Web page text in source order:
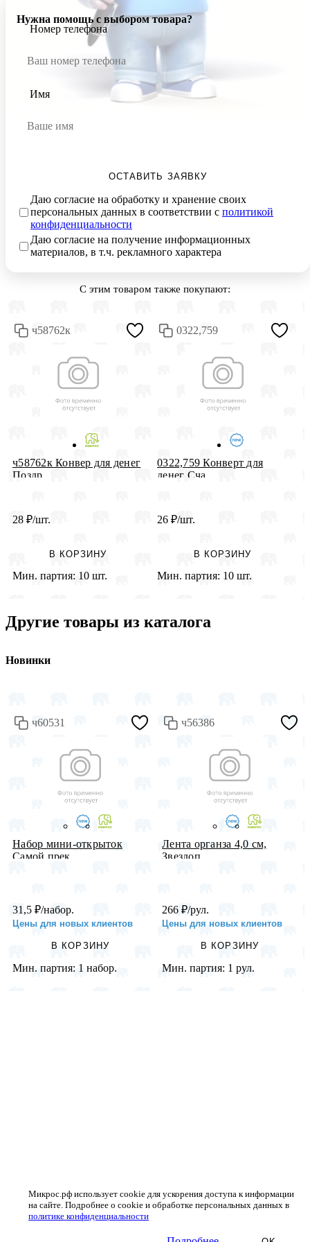
Нужна помощь с выбором товара?
Номер телефона
Имя
ОСТАВИТЬ ЗАЯВКУ
Даю согласие на обработку и хранение своих
персональных данных в соответствии с политикой
конфиденциальности
Даю согласие на получение информационных
материалов, в т.ч. рекламного характера
С этим товаром также покупают:
ч58762к
ч58762к Конвер для денег
Поздр...
28 ₽/шт.
В КОРЗИНУ
Мин. партия: 10 шт.
0322,759
0322,759 Конверт для
денег Сча...
26 ₽/шт.
В КОРЗИНУ
Мин. партия: 10 шт.
Другие товары из каталога
Новинки
ч60531
Набор мини-открыток
Самой прек...
31,5 ₽/набор.
Цены для новых клиентов
В КОРЗИНУ
Мин. партия: 1 набор.
ч56386
Лента органза 4,0 см,
Звездоп...
266 ₽/рул.
Цены для новых клиентов
В КОРЗИНУ
Мин. партия: 1 рул.
Микрос.рф использует cookie для ускорения доступа к информации
на сайте. Подробнее о cookie и обработке персональных данных в
политике конфиденциальности